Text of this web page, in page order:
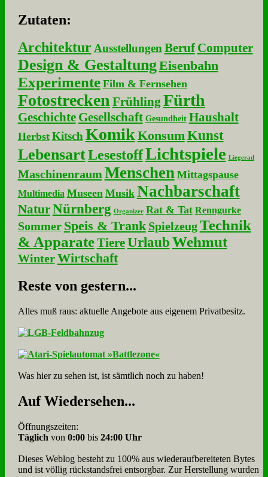
Zu­ta­ten:
Architektur Ausstellungen Beruf Computer
Design & GestaltungEisenbahn
Experimente Film & Fernsehen
Fotostrecken Frühling Fürth
Geschichte Gesellschaft Gesundheit Haushalt
Herbst Kitsch KomikKonsumKunst
LebensartLesestoffLichtspiele Liegerad
Maschinenraum Menschen Mittagspause
Multimedia Museen Musik Nachbarschaft
NaturNürnberg Organizer Rat & Tat Renngurke
Sommer Speis & Trank Spielzeug Technik
& Apparate Tiere UrlaubWehmut
Winter Wirtschaft
Re­ste von ge­stern...
Alles muß raus: aktuelle An­ge­bo­te aus eigenem Privatbesitz.
Was hier zu sehen ist, ist sämt­lich noch zu haben!
Auf Wie­der­se­hen...
Öffnungszeiten:
Täglich von 0:00bis 24:00 Uhr
Dieses Weblog besteht zu 100% aus wie­der­auf­bereite­ten Bytes
und ist völlig rück­stands­frei ent­sorg­bar. Zur Herstellung wurden